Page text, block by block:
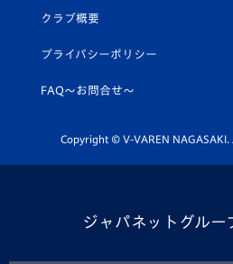
平和祈念活動
ホームタウン活動
スクール
ヴィヴィくんインスタグラム
公式LINE＠
クラブ概要
プライバシーポリシー
FAQ〜お問合せ〜
Copyright © V-VAREN NAGASAKI.
ジャパネットグルー